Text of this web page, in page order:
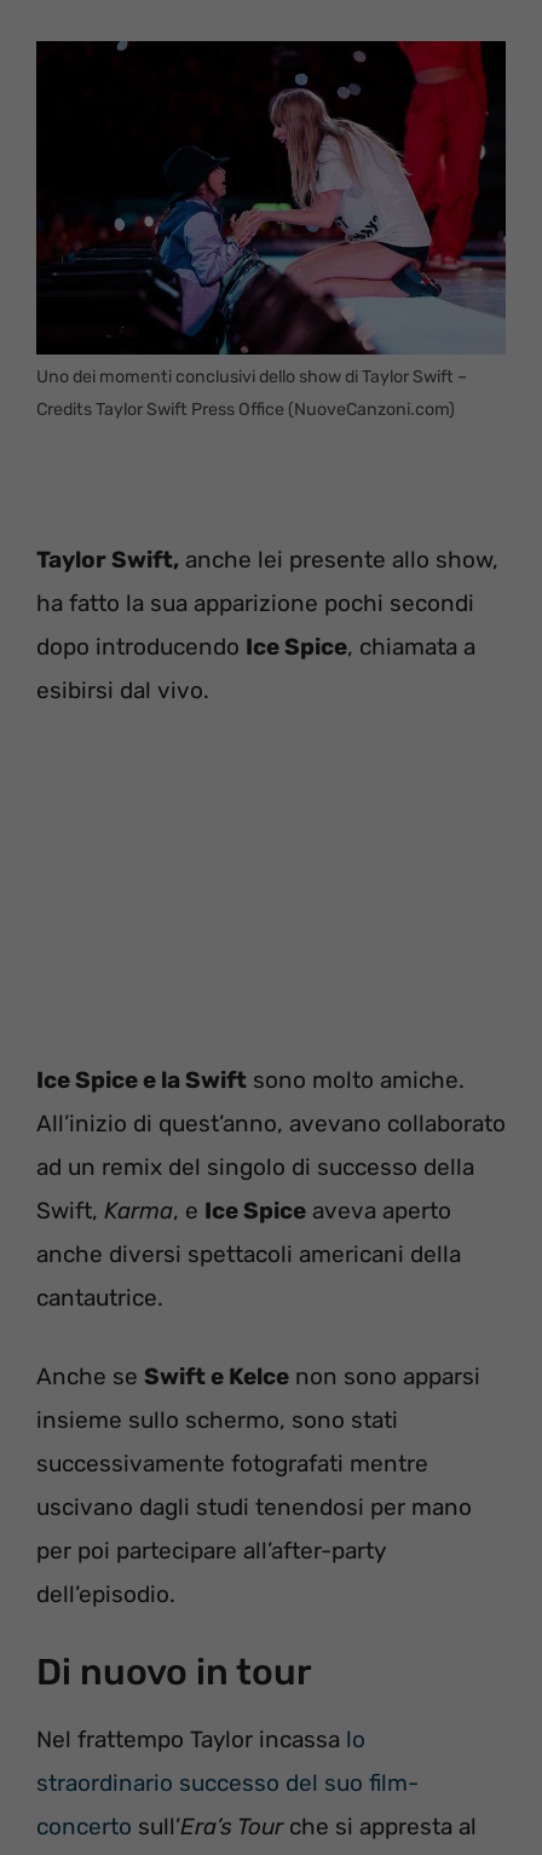
Uno dei momenti conclusivi dello show di Taylor Swift –
Credits Taylor Swift Press Office (NuoveCanzoni.com)
Taylor Swift, anche lei presente allo show,
ha fatto la sua apparizione pochi secondi
dopo introducendo Ice Spice, chiamata a
esibirsi dal vivo.
Ice Spice e la Swift sono molto amiche.
All’inizio di quest’anno, avevano collaborato
ad un remix del singolo di successo della
Swift, Karma, e Ice Spice aveva aperto
anche diversi spettacoli americani della
cantautrice.
Anche se Swift e Kelce non sono apparsi
insieme sullo schermo, sono stati
successivamente fotografati mentre
uscivano dagli studi tenendosi per mano
per poi partecipare all’after-party
dell’episodio.
Di nuovo in tour
Nel frattempo Taylor incassa lo
straordinario successo del suo film-
concerto sull’Era’s Tour che si appresta al